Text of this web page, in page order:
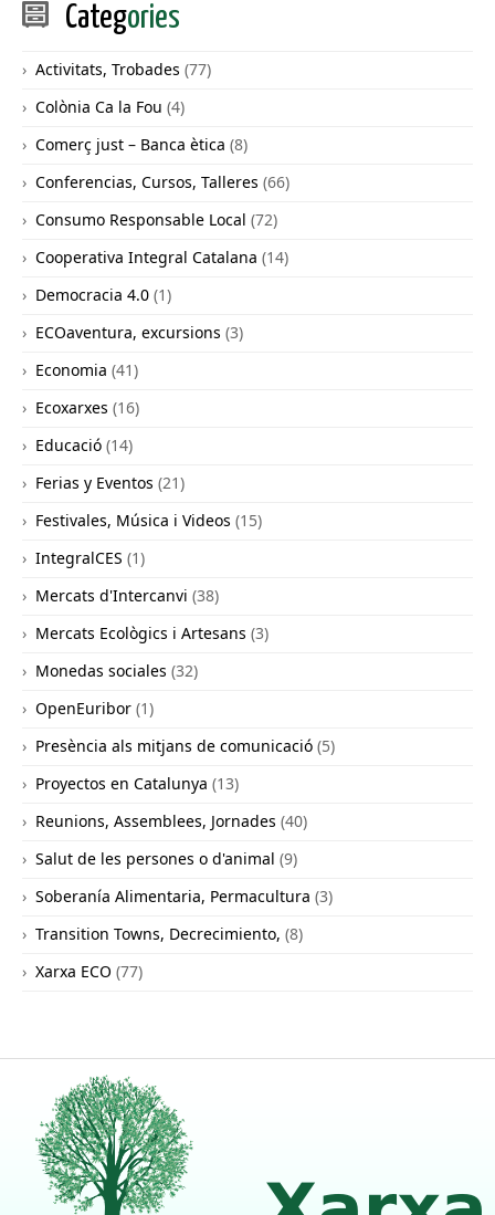
Categories
Activitats, Trobades (77)
Colònia Ca la Fou (4)
Comerç just – Banca ètica (8)
Conferencias, Cursos, Talleres (66)
Consumo Responsable Local (72)
Cooperativa Integral Catalana (14)
Democracia 4.0 (1)
ECOaventura, excursions (3)
Economia (41)
Ecoxarxes (16)
Educació (14)
Ferias y Eventos (21)
Festivales, Música i Videos (15)
IntegralCES (1)
Mercats d'Intercanvi (38)
Mercats Ecològics i Artesans (3)
Monedas sociales (32)
OpenEuribor (1)
Presència als mitjans de comunicació (5)
Proyectos en Catalunya (13)
Reunions, Assemblees, Jornades (40)
Salut de les persones o d'animal (9)
Soberanía Alimentaria, Permacultura (3)
Transition Towns, Decrecimiento, (8)
Xarxa ECO (77)